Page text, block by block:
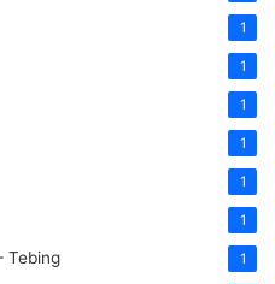
1
1
1
1
1
1
Tebing 1